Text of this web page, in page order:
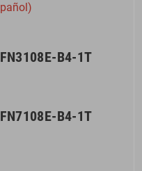
B4-1T
B4-1T